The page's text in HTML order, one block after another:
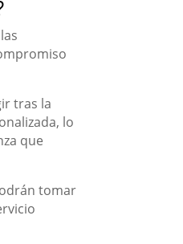
tras la
lo
que
tomar